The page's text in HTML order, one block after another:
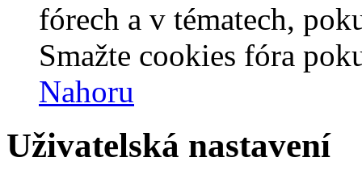
fórech a v tématech,
Smažte cookies fóra
Nahoru
Uživatelská nastavení